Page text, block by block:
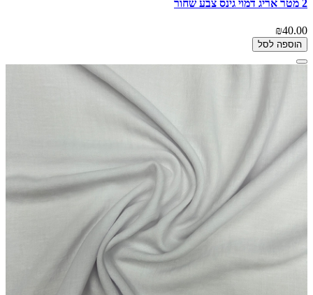
2 מטר אריג דמוי גינס צבע שחור
₪40.00
הוספה לסל